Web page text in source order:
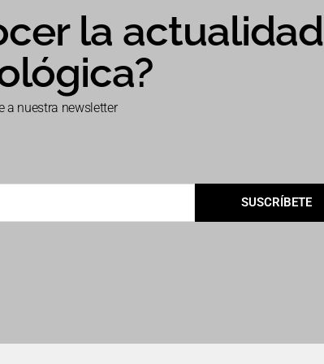
la actualidad
a nuestra newsletter
SUSCRÍBETE